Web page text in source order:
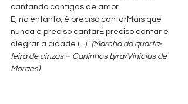
cantando cantigas de amor
E, no entanto, é preciso cantarMais que
nunca é preciso cantarÉ preciso cantar e
alegrar a cidade (...)” (Marcha da quarta-
feira de cinzas – Carlinhos Lyra/Vinícius de
Moraes)